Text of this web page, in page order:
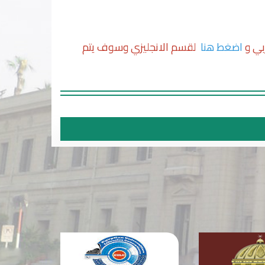
واضغط هنا لقسم الانجليزي وسوف يتم